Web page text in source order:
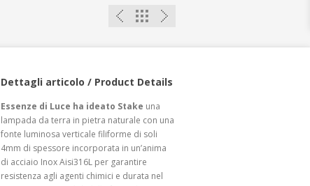
Dettagli articolo / Product Details
Essenze di Luce ha ideato Stake una
lampada da terra in pietra naturale con una
fonte luminosa verticale filiforme di soli
4mm di spessore incorporata in un’anima
di acciaio Inox Aisi316L per garantire
resistenza agli agenti chimici e durata nel